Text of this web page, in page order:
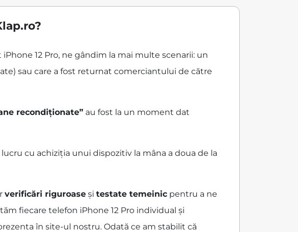
12 Pro, ne gândim la mai multe scenarii: un
sau care a fost returnat comerciantului de către
recondiționate” au fost la un moment dat
cu achiziția unui dispozitiv la mâna a doua de la
verificări riguroase și testate temeinic pentru a ne
fiecare telefon iPhone 12 Pro individual și
în site-ul nostru. Odată ce am stabilit că